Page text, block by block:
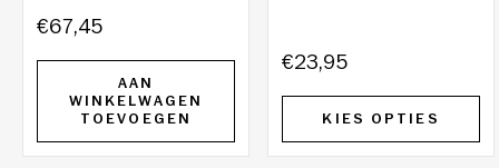
€67,45
AAN
WINKELWAGEN
TOEVOEGEN
€23,95
KIES OPTIES